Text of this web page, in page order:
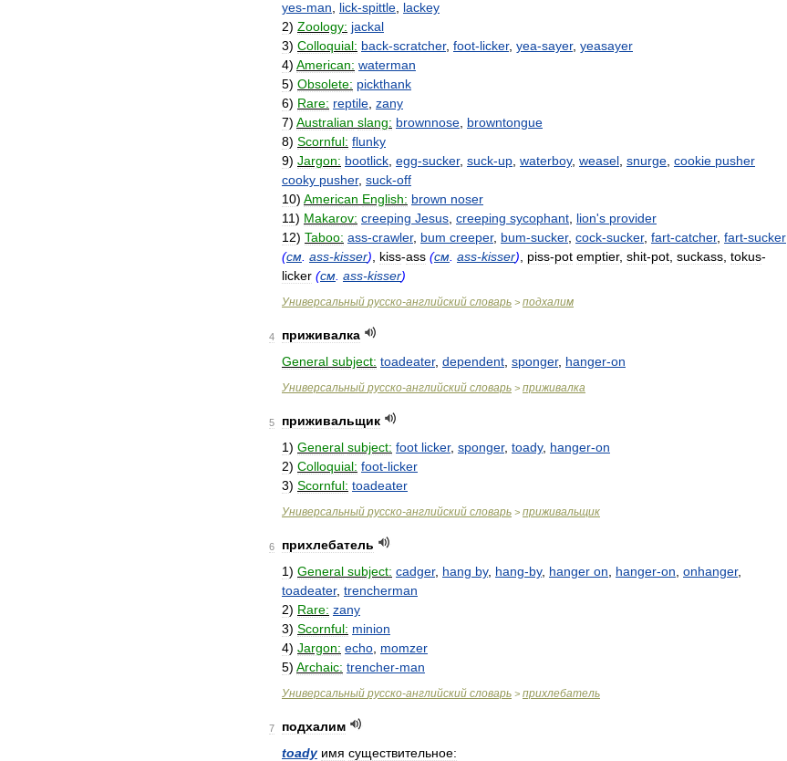
yes-man lick-spittle lackey
2) Zoology: jackal
3) Colloquial: back-scratcher, foot-licker, yea-sayer, yeasayer
4) American: waterman
5) Obsolete: pickthank
6) Rare: reptile zany
7) Australian slang: brownnose browntongue
8) Scornful: flunky
9) Jargon: bootlick egg-sucker, suck-up waterboy, weasel snurge cookie pusher
cooky pusher, suck-off
10) American English: brown noser
11) Makarov: creeping Jesus creeping sycophant lion's provider
12) Taboo: ass-crawler, bum creeper, bum-sucker, cock-sucker, fart-catcher, fart-sucker
(см ass-kisser) kiss-ass (см ass-kisser) piss-pot emptier, shit-pot suckass tokus-
licker (см ass-kisser)
Универсальный русско-английский словарь > подхалим
4
приживалка
General subject: toadeater, dependent sponger, hanger-on
Универсальный русско-английский словарь > приживалка
5
приживальщик
1) General subject: foot licker, sponger, toady, hanger-on
2) Colloquial: foot-licker
3) Scornful: toadeater
Универсальный русско-английский словарь > приживальщик
6
прихлебатель
1) General subject: cadger, hang by, hang-by, hanger on hanger-on onhanger,
toadeater, trencherman
2) Rare: zany
3) Scornful: minion
4) Jargon: echo momzer
5) Archaic: trencher-man
Универсальный русско-английский словарь > прихлебатель
7
подхалим
toady имя существительное: